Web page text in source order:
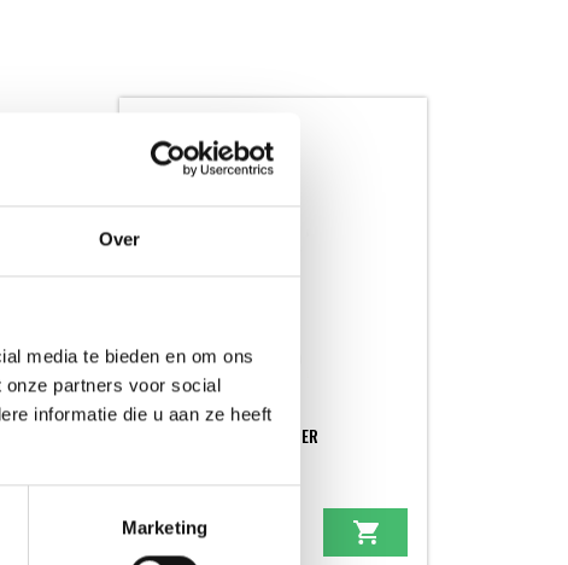
Over
media te bieden en om ons
partners voor social
informatie die u aan ze heeft
Marketing
WEBER ROOSTER REINIGER
11,99